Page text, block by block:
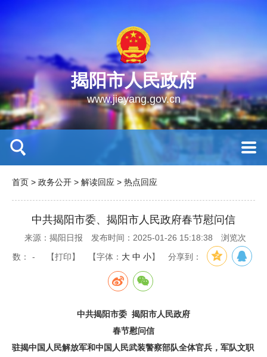
揭阳市人民政府
www.jieyang.gov.cn
首页 > 政务公开 > 解读回应 > 热点回应
中共揭阳市委、揭阳市人民政府春节慰问信
来源：揭阳日报 发布时间：2025-01-26 15:18:38 浏览次
数： - 【打印】 【字体： 大 中 小】 分享到：
中共揭阳市委 揭阳市人民政府
春节慰问信
驻揭中国人民解放军和中国人民武装警察部队全体官兵，军队文职